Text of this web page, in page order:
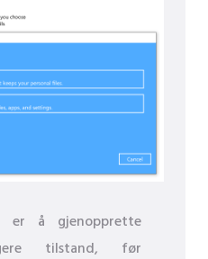
er å gjenopprette
tilstand, før